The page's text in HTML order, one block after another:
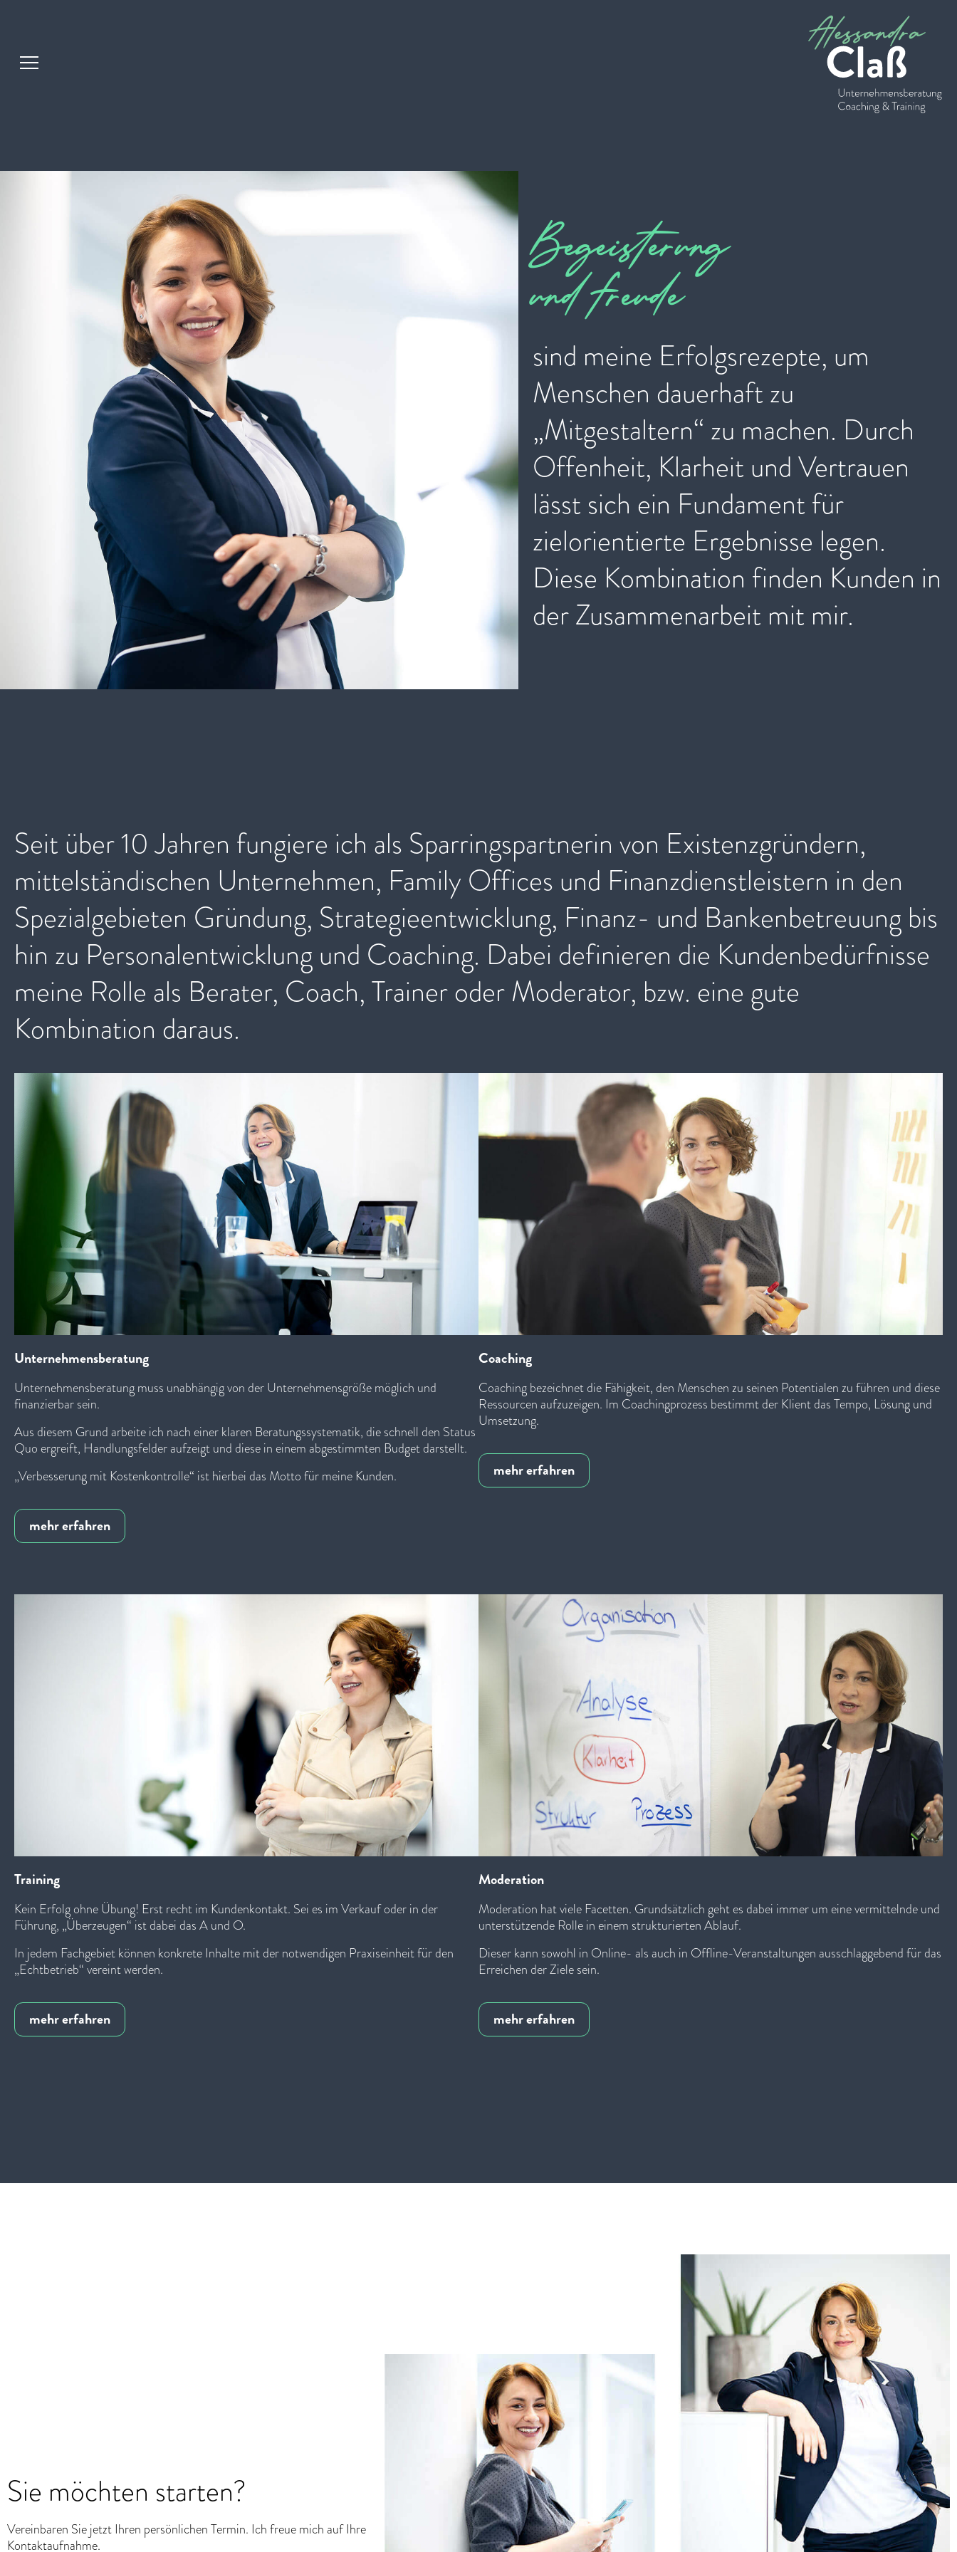
Begeisterung
und Freude
sind meine Erfolgsrezepte, um
Menschen dauerhaft zu
„Mitgestaltern“ zu machen. Durch
Offenheit, Klarheit und Vertrauen
lässt sich ein Fundament für
zielorientierte Ergebnisse legen.
Diese Kombination finden Kunden in
der Zusammenarbeit mit mir.
Seit über 10 Jahren fungiere ich als Sparringspartnerin von Existenzgründern,
mittelständischen Unternehmen, Family Offices und Finanzdienstleistern in den
Spezialgebieten Gründung, Strategieentwicklung, Finanz- und Bankenbetreuung bis
hin zu Personalentwicklung und Coaching. Dabei definieren die Kundenbedürfnisse
meine Rolle als Berater, Coach, Trainer oder Moderator, bzw. eine gute
Kombination daraus.
Unternehmensberatung
Unternehmensberatung muss unabhängig von der Unternehmensgröße möglich und
finanzierbar sein.
Aus diesem Grund arbeite ich nach einer klaren Beratungssystematik, die schnell den Status
Quo ergreift, Handlungsfelder aufzeigt und diese in einem abgestimmten Budget darstellt.
„Verbesserung mit Kostenkontrolle“ ist hierbei das Motto für meine Kunden.
mehr erfahren
Coaching
Coaching bezeichnet die Fähigkeit, den Menschen zu seinen Potentialen zu führen und diese
Ressourcen aufzuzeigen. Im Coachingprozess bestimmt der Klient das Tempo, Lösung und
Umsetzung.
mehr erfahren
Training
Kein Erfolg ohne Übung! Erst recht im Kundenkontakt. Sei es im Verkauf oder in der
Führung, „Überzeugen“ ist dabei das A und O.
In jedem Fachgebiet können konkrete Inhalte mit der notwendigen Praxiseinheit für den
„Echtbetrieb“ vereint werden.
mehr erfahren
Moderation
Moderation hat viele Facetten. Grundsätzlich geht es dabei immer um eine vermittelnde und
unterstützende Rolle in einem strukturierten Ablauf.
Dieser kann sowohl in Online- als auch in Offline-Veranstaltungen ausschlaggebend für das
Erreichen der Ziele sein.
mehr erfahren
Sie möchten starten?
Vereinbaren Sie jetzt Ihren persönlichen Termin. Ich freue mich auf Ihre
Kontaktaufnahme.